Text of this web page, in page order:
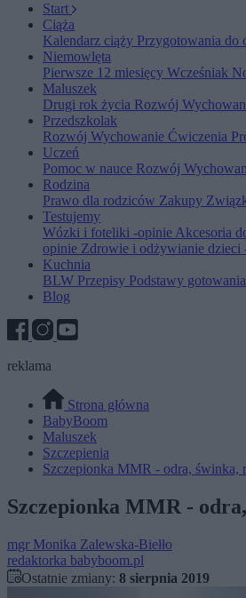
Start
Ciąża
Kalendarz ciąży Przygotowania do
Niemowlęta
Pierwsze 12 miesięcy Wcześniak
Maluszek
Drugi rok życia Rozwój
Przedszkolak
Rozwój Wychowanie Ćwiczenia
Uczeń
Pomoc w nauce Rozwój
Rodzina
Prawo dla rodziców Zakupy
Testujemy
Wózki i foteliki -opinieAkcesoria
opinie Zdrowie i odżywianie dzieci
Kuchnia
BLW Przepisy Podstawy gotowania
Blog
reklama
Strona główna
BabyBoom
Maluszek
Szczepienia
Szczepionka MMR - odra, świnka,
Szczepionka MMR -
mgr Monika Zalewska-Biełło
redaktorka babyboom.pl
Ostatnie zmiany: 8 sierpnia 2019